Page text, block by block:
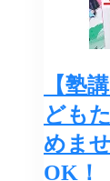
【塾
ども
めま
OK！